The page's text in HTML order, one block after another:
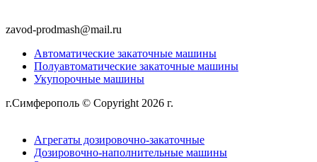
zavod-prodmash@mail.ru
Автоматические закаточные машины
Полуавтоматические закаточные машины
Укупорочные машины
г.Симферополь © Copyright 2026 г.
Агрегаты дозировочно-закаточные
Дозировочно-наполнительные машины